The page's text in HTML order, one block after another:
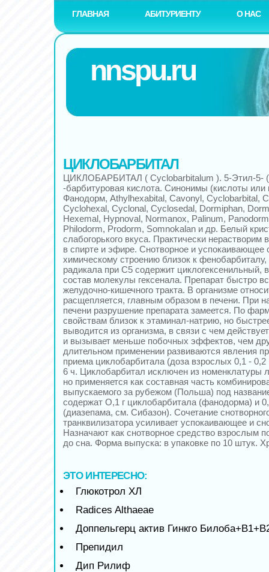
ГЛАВНАЯ АБИТУРИЕНТУ О НАС
nnspu.ru
ЦИКЛОБАРБИТАЛ
ЦИКЛОБАРБИТАЛ ( Сyclobаrbitalum ). 5-Этил-5-
-барбитуровая кислота. Синонимы (кислоты или
Фанодорм, Athylhexabital, Cavonyl, Сусlоbarbital,
Сусlоhexal, Cyclonal, Сусlоsеdаl, Dоrmiрhan,
Нехеmal, Нурnoval, Nоrmаnох, Рalinum,
Philodorm, Рrоdorm, Sоmnоkalan и др. Белый
слабогорького вкуса. Практически нерастворим
в спирте и эфире. Снотворное и успокаивающее
химическому строению близок к
радикала при С5 содержит циклогексенильный,
состав молекулы гексенала. Препарат быстро
желудочно-кишечного тракта. В организме
расщепляется, главным образом в печени. При
печени разрушение препарата замеется. По
свойствам близок к этаминал-натрию, но
выводится из организма, в связи с чем
и вызывает меньше побочных эффектов, чем
длительном применении развиваются явления
приема циклобарбитала (доза взрослых 0,1 - 0,2
6 ч. Циклобарбитал исключен из номенклатуры
но применяется как составная часть
выпускаемого за рубежом (Польша) под
содержат О,1 г циклобарбитала (фанодорма) и
(диазепама, см. Сибазон). Сочетание
транквилизатора усиливает успокаивающее и
Назначают как снотворное средство взрослым
до сна. Форма выпуска: в упаковке по 10 штук.
ЭТО ИНТЕРЕСНО:
Глюкотрол ХЛ
Radices Althaeae
Доппельгерц актив Гинкго
Препидил
Дип Рилиф